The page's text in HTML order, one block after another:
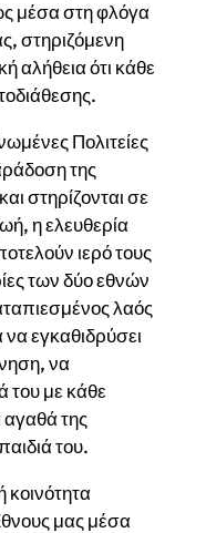
μέσα στη φλόγα
στηριζόμενη
αλήθεια ότι κάθε
Πολιτείες
της
στηρίζονται σε
η ελευθερία
ιερό τους
των δύο εθνών
λαός
να εγκαθιδρύσει
να
του με κάθε
αγαθά της
του.
κοινότητα
μας μέσα